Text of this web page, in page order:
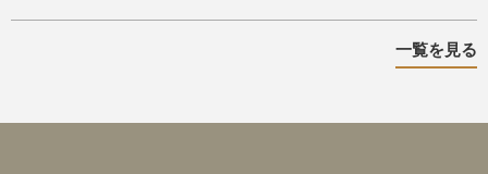
一覧を見る